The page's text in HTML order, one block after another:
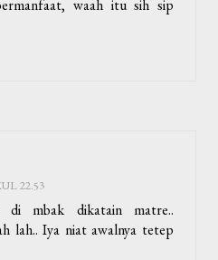
waah itu sih sip
22.53
di mbak dikatain matre..
lah.. Iya niat awalnya tetep